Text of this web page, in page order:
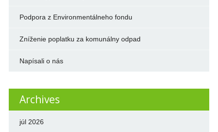
Podpora z Environmentálneho fondu
Zníženie poplatku za komunálny odpad
Napísali o nás
Archives
júl 2026